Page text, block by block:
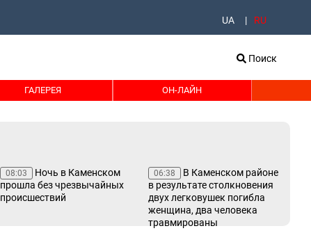
UA RU
Поиск
ГАЛЕРЕЯ ОН-ЛАЙН
08:03
Ночь в Каменском
прошла без чрезвычайных
происшествий
06:38
В Каменском районе
в результате столкновения
двух легковушек погибла
женщина, два человека
травмированы